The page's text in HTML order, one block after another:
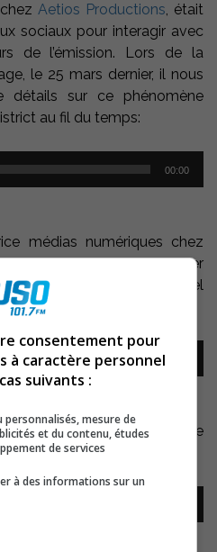
Aetios Productions, était
sociaux pour interagir avec
de l’émission. Lors de la
le 25 mars dernier, il nous
sur ce phénomène
au fil du temps:
00:00
médias numériques chez
ont pris plaisir à échanger
sociaux. Michel
détails:
établie sur le plateau de
consentement pour
à caractère personnel
suivants :
mesure de
et du contenu, études
de services
à des informations sur un